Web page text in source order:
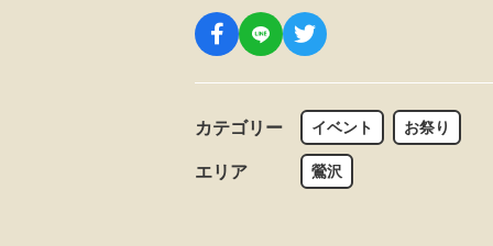
カテゴリー イベント お祭り
エリア 鶯沢